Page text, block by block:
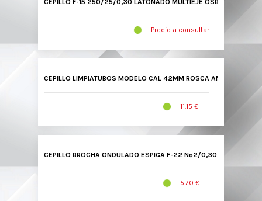
CEPILLO F-15 250/25/0,30 LATONADO MULTIEJE OSBORN
Precio a consultar
CEPILLO LIMPIATUBOS MODELO CAL 42MM ROSCA AMARRE M-6
11.15 €
CEPILLO BROCHA ONDULADO ESPIGA F-22 Nº2/0,30 ACERO
5.70 €